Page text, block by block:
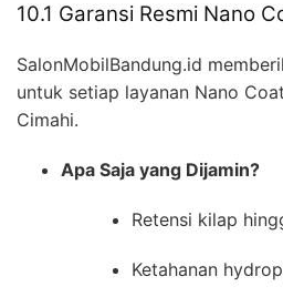
10.1 Garansi Resmi Nano
SalonMobilBandung.id
untuk setiap layanan Nano
Cimahi.
Apa Saja yang Dijamin?
Retensi kilap
Ketahanan